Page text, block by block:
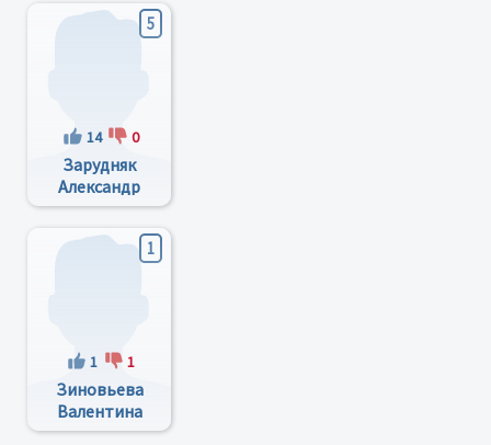
5
14 0
Зарудняк
Александр
Андреевич
1
1 1
Зиновьева
Валентина
Петровна